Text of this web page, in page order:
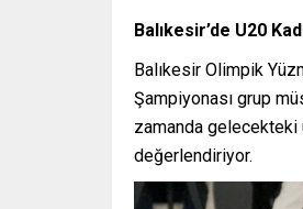
Balıkesir’de U20
Balıkesir Olimpik
Şampiyonası grup
zamanda gelecekteki
değerlendiriyor.